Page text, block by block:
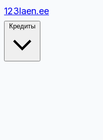
123laen.ee